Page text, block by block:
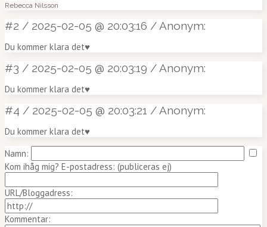
Rebecca Nilsson
#2 / 2025-02-05 @ 20:03:16 / Anonym:
Du kommer klara det♥️
#3 / 2025-02-05 @ 20:03:19 / Anonym:
Du kommer klara det♥️
#4 / 2025-02-05 @ 20:03:21 / Anonym:
Du kommer klara det♥️
Namn:
Kom ihåg mig? E-postadress: (publiceras ej)
URL/Bloggadress:
Kommentar: